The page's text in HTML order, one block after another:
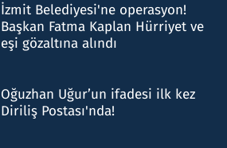
İzmit Belediyesi'ne operasyon!
Başkan Fatma Kaplan Hürriyet ve
eşi gözaltına alındı
Oğuzhan Uğur’un ifadesi ilk kez
Diriliş Postası'nda!